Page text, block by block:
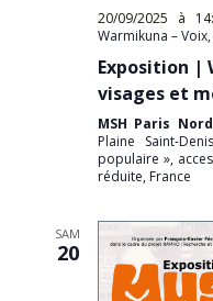
20/09/2025 à
Warmikuna –
Exposition |
visages et
MSH Paris
Plaine Saint-
populaire »,
réduite, France
SAM
20